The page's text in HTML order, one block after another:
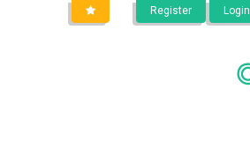
Register Login